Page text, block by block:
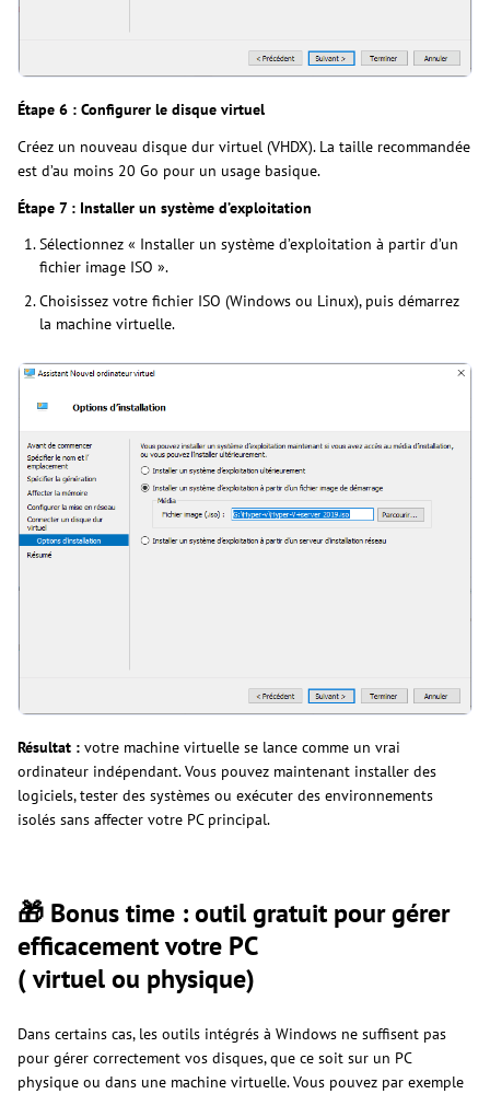
Étape 6 : Configurer le disque virtuel
Créez un nouveau disque dur virtuel (VHDX). La taille recommandée
est d’au moins 20 Go pour un usage basique.
Étape 7 : Installer un système d’exploitation
Sélectionnez « Installer un système d’exploitation à partir d’un
fichier image ISO ».
Choisissez votre fichier ISO (Windows ou Linux), puis démarrez
la machine virtuelle.
Résultat : votre machine virtuelle se lance comme un vrai
ordinateur indépendant. Vous pouvez maintenant installer des
logiciels, tester des systèmes ou exécuter des environnements
isolés sans affecter votre PC principal.
🎁 Bonus time : outil gratuit pour gérer
efficacement votre PC
( virtuel ou physique)
Dans certains cas, les outils intégrés à Windows ne suffisent pas
pour gérer correctement vos disques, que ce soit sur un PC
physique ou dans une machine virtuelle. Vous pouvez par exemple